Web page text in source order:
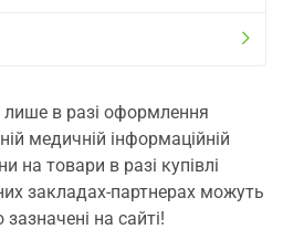
лише в разі оформлення
медичній інформаційній
на товари в разі купівлі
закладах-партнерах можуть
на сайті!